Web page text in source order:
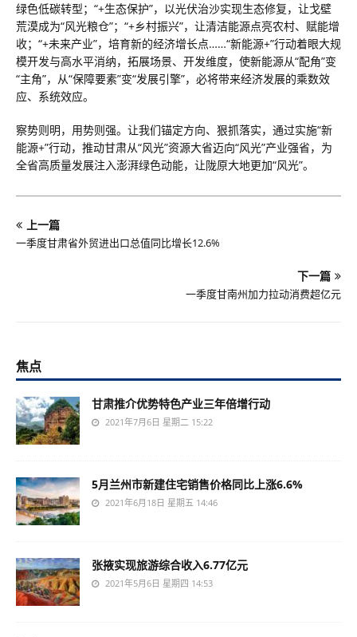
绿色低碳转型；“+生态保护”，以光伏治沙实现生态修复，让戈壁
荒漠成为“风光粮仓”；“+乡村振兴”，让清洁能源点亮农村、赋能增
收；“+未来产业”，培育新的经济增长点……“新能源+”行动着眼大规
模开发与高水平消纳，拓展场景、开发维度，使新能源从“配角”变
“主角”，从“保障要素”变“发展引擎”，必将带来经济发展的乘数效
应、系统效应。
察势则明，用势则强。让我们锚定方向、狠抓落实，通过实施“新
能源+”行动，推动甘肃从“风光”资源大省迈向“风光”产业强省，为
全省高质量发展注入澎湃绿色动能，让陇原大地更加“风光”。
上一篇
一季度甘肃省外贸进出口总值同比增长12.6%
下一篇
一季度甘南州加力拉动消费超亿元
焦点
甘肃推介优势特色产业三年倍增行动
2021年7月6日 星期二 15:22
5月兰州市新建住宅销售价格同比上涨6.6%
2021年6月18日 星期五 14:46
张掖实现旅游综合收入6.77亿元
2021年5月6日 星期四 14:53